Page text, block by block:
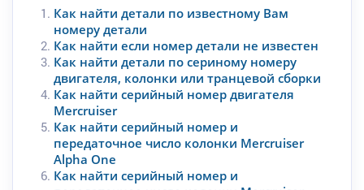
Как найти детали по известному Вам
номеру детали
Как найти если номер детали не известен
Как найти детали по сериному номеру
двигателя, колонки или транцевой сборки
Как найти серийный номер двигателя
Mercruiser
Как найти серийный номер и
передаточное число колонки Mercruiser
Alpha One
Как найти серийный номер и